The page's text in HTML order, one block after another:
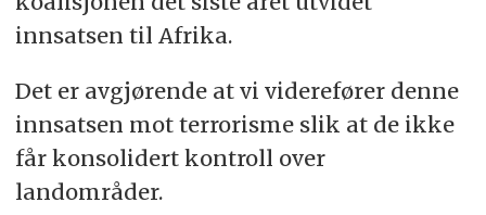
innsatsen til Afrika.
Det er avgjørende at vi viderefører denne
innsatsen mot terrorisme slik at de ikke
får konsolidert kontroll over
landområder.